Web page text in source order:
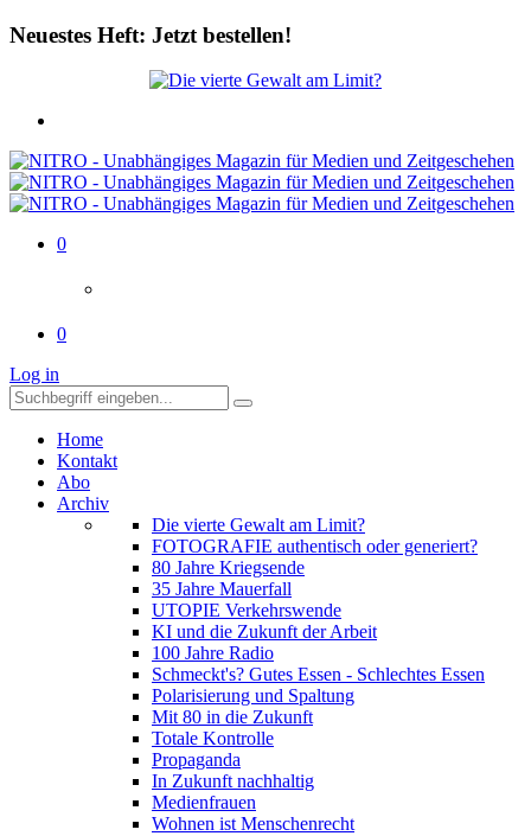
Neuestes Heft: Jetzt bestellen!
0
0
Log in
Home
Kontakt
Abo
Archiv
Die vierte Gewalt am Limit?
FOTOGRAFIE authentisch oder generiert?
80 Jahre Kriegsende
35 Jahre Mauerfall
UTOPIE Verkehrswende
KI und die Zukunft der Arbeit
100 Jahre Radio
Schmeckt's? Gutes Essen - Schlechtes Essen
Polarisierung und Spaltung
Mit 80 in die Zukunft
Totale Kontrolle
Propaganda
In Zukunft nachhaltig
Medienfrauen
Wohnen ist Menschenrecht